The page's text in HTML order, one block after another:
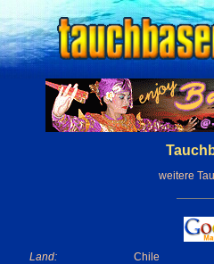
weitere
Land:
Chile